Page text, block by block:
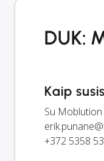
DUK:
Kaip
Su Moblution
+372 5358